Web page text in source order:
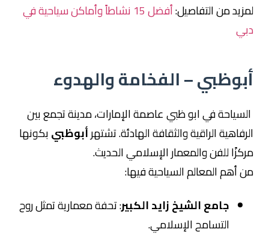
لمزيد من التفاصيل:
أفضل 15 نشاطاً وأماكن سياحية في
دبي
أبوظبي – الفخامة والهدوء
السياحة في ابو ظبي عاصمة الإمارات، مدينة تجمع بين
الرفاهية الراقية والثقافة الهادئة. تشتهرأبوظبيبكونها
مركزًا للفن والمعمار الإسلامي الحديث.
من أهم المعالم السياحية فيها:
جامع الشيخ زايد الكبير: تحفة معمارية تمثل روح
التسامح الإسلامي.